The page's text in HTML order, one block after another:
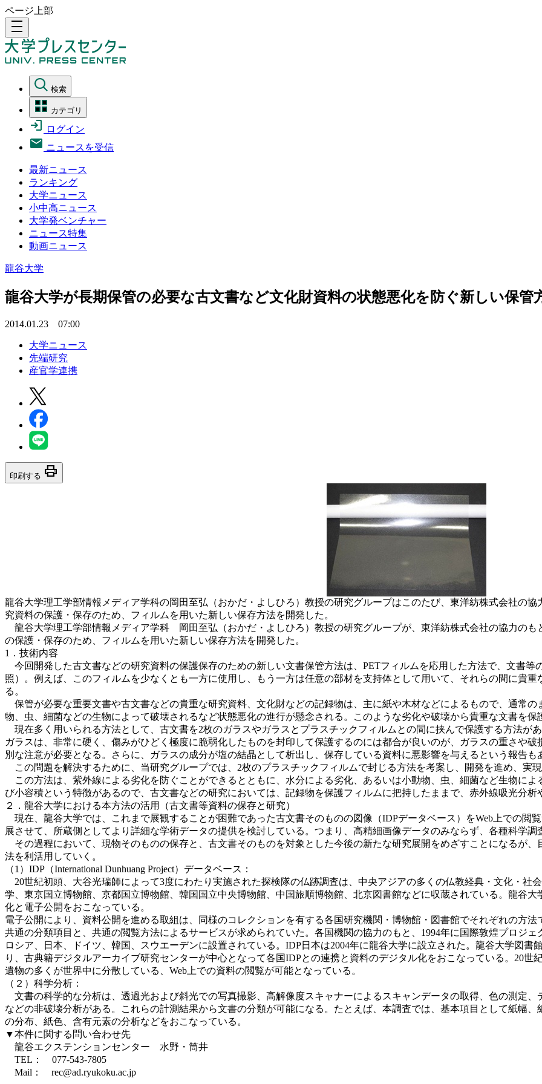
ページ上部
density_medium
検索
カテゴリ
ログイン
ニュースを受信
最新ニュース
ランキング
大学ニュース
小中高ニュース
大学発ベンチャー
ニュース特集
動画ニュース
龍谷大学
龍谷大学が長期保管の必要な古文書など文化財資料の状態悪化を防ぐ新しい保管
2014.01.23 07:00
大学ニュース
先端研究
産官学連携
印刷する print
龍谷大学理工学部情報メディア学科の岡田至弘（おかだ・よしひろ）教授の研究グループはこのたび、東洋紡株式会社の
究資料の保護・保存のため、フィルムを用いた新しい保存方法を開発した。
龍谷大学理工学部情報メディア学科 岡田至弘（おかだ・よしひろ）教授の研究グループが、東洋紡株式会社の協力のも
の保護・保存のため、フィルムを用いた新しい保存方法を開発した。
1．技術内容
今回開発した古文書などの研究資料の保護保存のための新しい文書保管方法は、PETフィルムを応用した方法で、文書等
照）。例えば、このフィルムを少なくとも一方に使用し、もう一方は任意の部材を支持体として用いて、それらの間に貴
る。
保管が必要な重要文書や古文書などの貴重な研究資料、文化財などの記録物は、主に紙や木材などによるもので、通常
物、虫、細菌などの生物によって破壊されるなど状態悪化の進行が懸念される。このような劣化や破壊から貴重な文書を保
現在多く用いられる方法として、古文書を2枚のガラスやガラスとプラスチックフィルムとの間に挟んで保護する方法が
ガラスは、非常に硬く、傷みがひどく極度に脆弱化したものを封印して保護するのには都合が良いのが、ガラスの重さや
別な注意が必要となる。さらに、ガラスの成分が塩の結晶として析出し、保存している資料に悪影響を与えるという報告も
この問題を解決するために、当研究グループでは、2枚のプラスチックフィルムで封じる方法を考案し、開発を進め、実現
この方法は、紫外線による劣化を防ぐことができるとともに、水分による劣化、あるいは小動物、虫、細菌など生物に
び小容積という特徴があるので、古文書などの研究においては、記録物を保護フィルムに把持したままで、赤外線吸光分析
２．龍谷大学における本方法の活用（古文書等資料の保存と研究）
現在、龍谷大学では、これまで展観することが困難であった古文書そのものの図像（IDPデータベース）をWeb上での閲
展させて、所蔵側としてより詳細な学術データの提供を検討している。つまり、高精細画像データのみならず、各種科学調
その過程において、現物そのものの保存と、古文書そのものを対象とした今後の新たな研究展開をめざすことになるが
法を利活用していく。
（1）IDP（International Dunhuang Project）データベース：
20世紀初頭、大谷光瑞師によって3度にわたり実施された探検隊の仏跡調査は、中央アジアの多くの仏教経典・文化・社
学、東京国立博物館、京都国立博物館、韓国国立中央博物館、中国旅順博物館、北京図書館などに収蔵されている。龍谷
化と電子公開をおこなっている。
電子公開により、資料公開を進める取組は、同様のコレクションを有する各国研究機関・博物館・図書館でそれぞれの方法
共通の分類項目と、共通の閲覧方法によるサービスが求められていた。各国機関の協力のもと、1994年に国際敦煌プロジェ
ロシア、日本、ドイツ、韓国、スウエーデンに設置されている。IDP日本は2004年に龍谷大学に設立された。龍谷大学図書
り、古典籍デジタルアーカイブ研究センターが中心となって各国IDPとの連携と資料のデジタル化をおこなっている。20
遺物の多くが世界中に分散している、Web上での資料の閲覧が可能となっている。
（２）科学分析：
文書の科学的な分析は、透過光および斜光での写真撮影、高解像度スキャナーによるスキャンデータの取得、色の測定
などの非破壊分析がある。これらの計測結果から文書の分類が可能になる。たとえば、本調査では、基本項目として紙幅
の分布、紙色、含有元素の分析などをおこなっている。
▼本件に関する問い合わせ先
龍谷エクステンションセンター 水野・筒井
TEL： 077-543-7805
Mail： rec@ad.ryukoku.ac.jp